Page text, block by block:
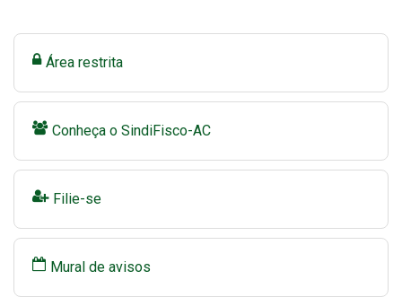
Área restrita
Conheça o SindiFisco-AC
Filie-se
Mural de avisos